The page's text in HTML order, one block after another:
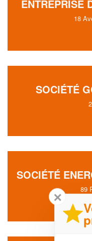
ENTREPRISE
18
SOCIÉTÉ
SOCIÉTÉ
89
✕